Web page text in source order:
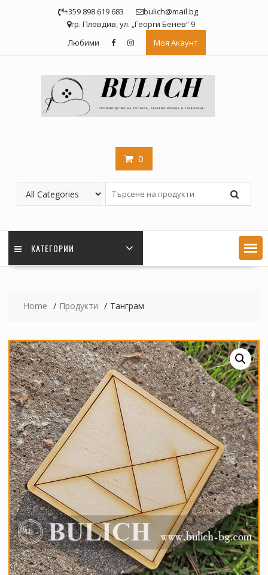
+359 898 619 683
bulich@mail.bg
гр. Пловдив, ул. „Георги Бенев“ 9
Любими
Моя Акаунт
0
КАТЕГОРИИ
Home Продукти Танграм